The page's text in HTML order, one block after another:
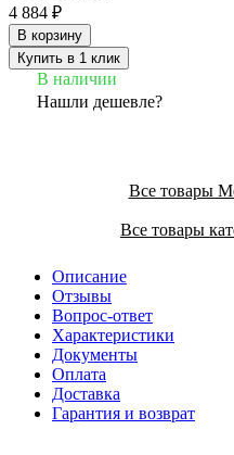
4 884 ₽
В корзину
Купить в 1 клик
В наличии
Нашли дешевле?
Все товары
Все товары
Описание
Отзывы
Вопрос-ответ
Характеристики
Документы
Оплата
Доставка
Гарантия и возврат